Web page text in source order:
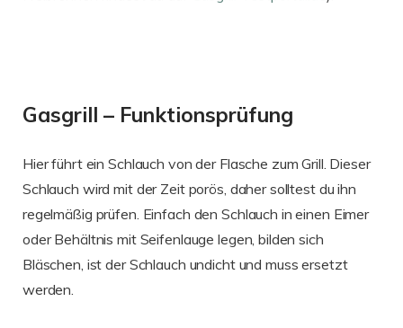
Gasgrill – Funktionsprüfung
Hier führt ein Schlauch von der Flasche zum Grill. Dieser
Schlauch wird mit der Zeit porös, daher solltest du ihn
regelmäßig prüfen. Einfach den Schlauch in einen Eimer
oder Behältnis mit Seifenlauge legen, bilden sich
Bläschen, ist der Schlauch undicht und muss ersetzt
werden.